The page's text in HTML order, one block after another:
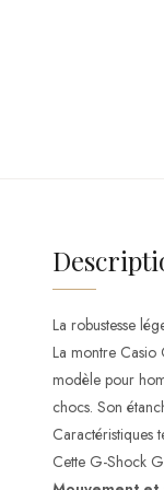
La robustesse
La montre Casio
modèle pour
chocs. Son
Caractéristiques
Cette G-Shock